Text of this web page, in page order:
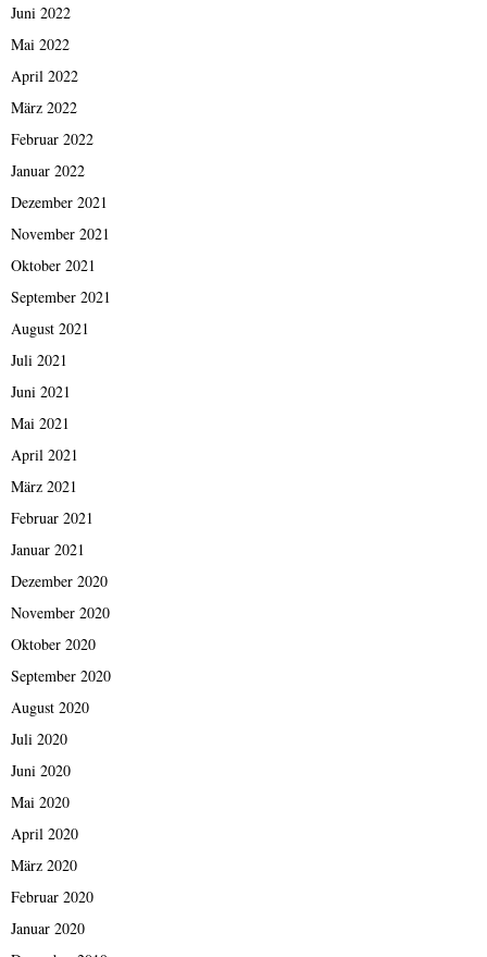
Juni 2022
Mai 2022
April 2022
März 2022
Februar 2022
Januar 2022
Dezember 2021
November 2021
Oktober 2021
September 2021
August 2021
Juli 2021
Juni 2021
Mai 2021
April 2021
März 2021
Februar 2021
Januar 2021
Dezember 2020
November 2020
Oktober 2020
September 2020
August 2020
Juli 2020
Juni 2020
Mai 2020
April 2020
März 2020
Februar 2020
Januar 2020